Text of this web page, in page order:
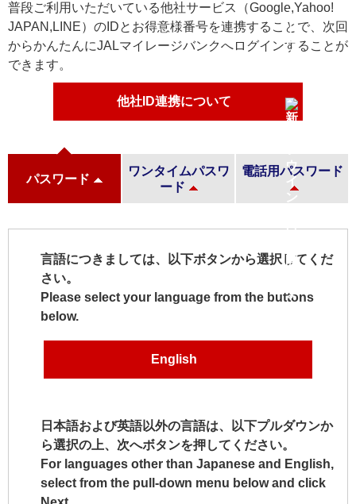
普段ご利用いただいている他社サービス（Google,Yahoo!
JAPAN,LINE）のIDとお得意様番号を連携することで、次回
からかんたんにJALマイレージバンクへログインすることが
できます。
他社ID連携について
パスワード
ワンタイムパスワ
ード
電話用パスワード
言語につきましては、以下ボタンから選択してくだ
さい。
Please select your language from the buttons
below.
English
日本語および英語以外の言語は、以下プルダウンか
ら選択の上、次へボタンを押してください。
For languages other than Japanese and English,
select from the pull-down menu below and click